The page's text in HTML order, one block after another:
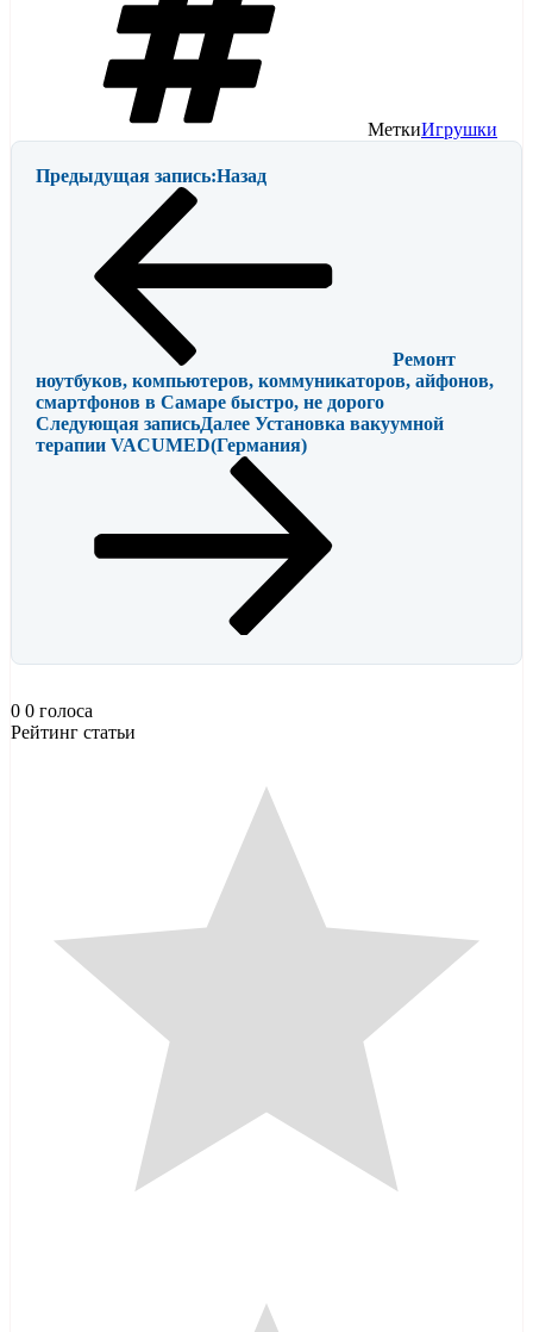
МеткиИгрушки
Предыдущая запись:Назад
Ремонт
ноутбуков, компьютеров, коммуникаторов, айфонов,
смартфонов в Самаре быстро, не дорого
Следующая записьДалее Установка вакуумной
терапии VACUMED(Германия)
0 0 голоса
Рейтинг статьи